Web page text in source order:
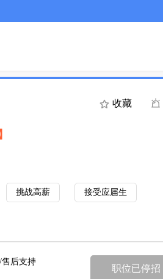
收藏
挑战高薪 接受应届生
后支持
职位已停招